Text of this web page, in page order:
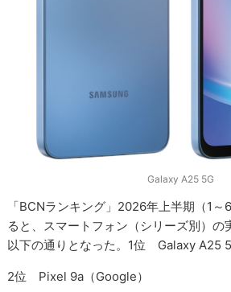
Galaxy A25 5G
「BCNランキング」2026年上半期（1～
ると、スマートフォン（シリーズ別）の
以下の通りとなった。1位 Galaxy A25
2位 Pixel 9a（Google）